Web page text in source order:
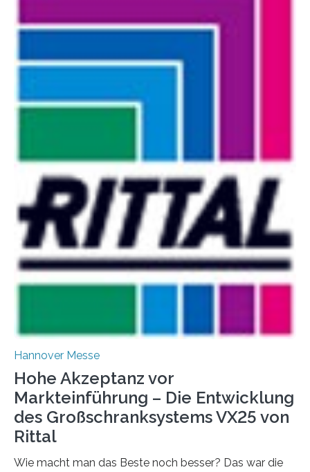
Hannover Messe
Hohe Akzeptanz vor
Markteinführung – Die Entwicklung
des Großschranksystems VX25 von
Rittal
Wie macht man das Beste noch besser? Das war die